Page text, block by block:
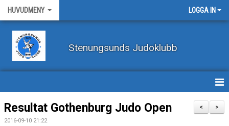
HUVUDMENY LOGGA IN
Stenungsunds Judoklubb
HEM
FÖRBUNDSNYHETER
>
<
Resultat Gothenburg Judo Open
2016-09-10 21:22